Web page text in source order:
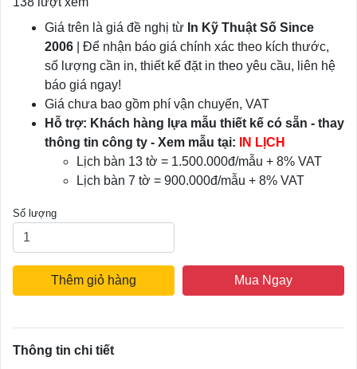
Giá trên là giá đề nghị từ In Kỹ Thuật Số Since
2006 | Để nhận báo giá chính xác theo kích thước,
số lượng cần in, thiết kế đặt in theo yêu cầu, liên hệ
báo giá ngay!
Giá chưa bao gồm phí vận chuyển, VAT
Hỗ trợ: Khách hàng lựa mẫu thiết kế có sẵn - thay
thông tin công ty - Xem mẫu tại:
IN LỊCH
Lịch bàn 13 tờ = 1.500.000đ/mẫu + 8% VAT
Lịch bàn 7 tờ = 900.000đ/mẫu + 8% VAT
Số lượng
Thêm giỏ hàng Mua Ngay
Thông tin chi tiết